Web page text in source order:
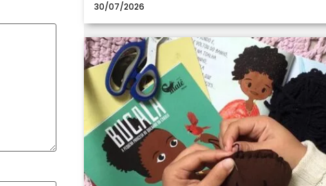
30/07/2026